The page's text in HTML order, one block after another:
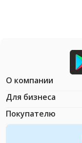
О компании
Для бизнеса
Покупателю